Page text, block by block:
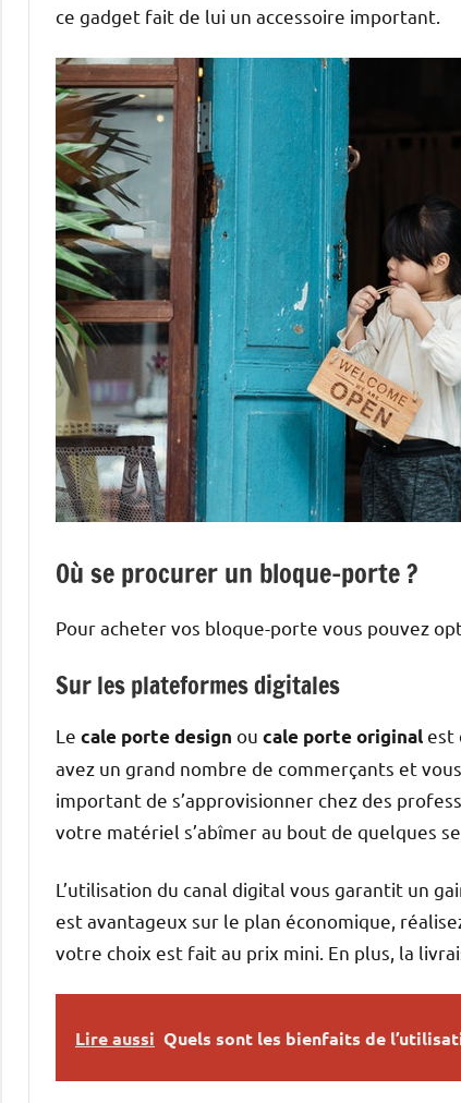
ce gadget fait de lui un accessoire important.
Où se procurer un bloque-porte ?
Pour acheter vos bloque-porte vous pouvez
Sur les plateformes digitales
Le cale porte design ou cale porte originalest
avez un grand nombre de commerçants et
important de s’approvisionner chez des
votre matériel s’abîmer au bout de quelques
L’utilisation du canal digital vous garantit un
est avantageux sur le plan économique,
votre choix est fait au prix mini. En plus, la
Lire aussi Quels sont les bienfaits de